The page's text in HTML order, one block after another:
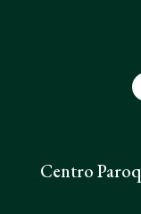
Centro